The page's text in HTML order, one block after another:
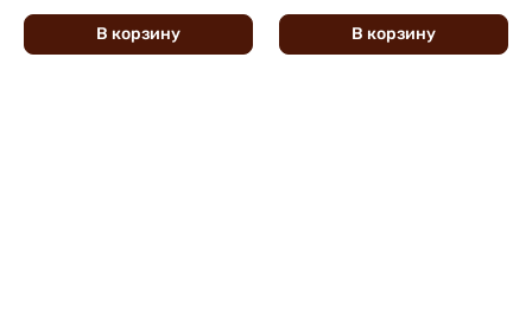
В корзину В корзину